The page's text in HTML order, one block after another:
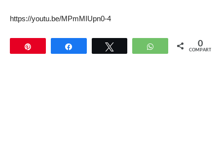
https://youtu.be/MPmMIUpn0-4
Compartir WhatsApp 0
COMPARTIR